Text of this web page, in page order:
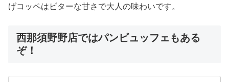
げコッペはビターな甘さで大人の味わいです。
西那須野野店ではパンビュッフェもある
ぞ！